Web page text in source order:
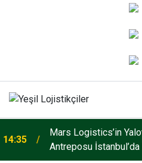
14:35
Mars Logistics’in
Antreposu